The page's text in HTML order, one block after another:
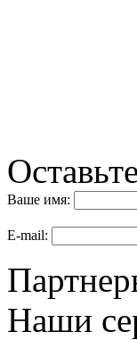
Ваше имя:
E-mail:
Наши